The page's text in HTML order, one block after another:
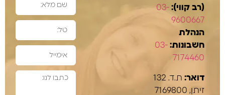
(רב קווי):03-
9600667
הנהלת
חשבונות: 03-
7174460
דואר:
ת.ד. 132
זיתן, 7169800